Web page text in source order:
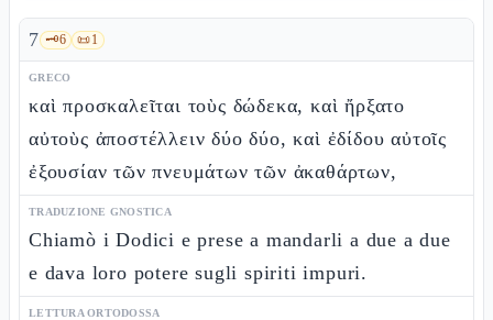
7 🗝️6 📜1
GRECO
καὶ προσκαλεῖται τοὺς δώδεκα, καὶ ἤρξατο
αὐτοὺς ἀποστέλλειν δύο δύο, καὶ ἐδίδου αὐτοῖς
ἐξουσίαν τῶν πνευμάτων τῶν ἀκαθάρτων,
TRADUZIONE GNOSTICA
Chiamò i Dodici e prese a mandarli a due a due
e dava loro potere sugli spiriti impuri.
LETTURA ORTODOSSA